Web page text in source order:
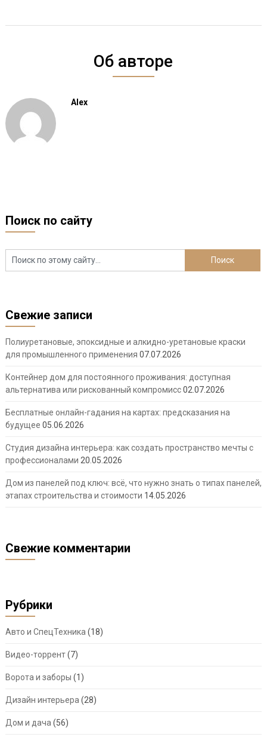
Об авторе
Alex
Поиск по сайту
Свежие записи
Полиуретановые, эпоксидные и алкидно-уретановые краски
для промышленного применения 07.07.2026
Контейнер дом для постоянного проживания: доступная
альтернатива или рискованный компромисс02.07.2026
Бесплатные онлайн-гадания на картах: предсказания на
будущее 05.06.2026
Студия дизайна интерьера: как создать пространство мечты с
профессионалами 20.05.2026
Дом из панелей под ключ: всё, что нужно знать о типах панелей,
этапах строительства и стоимости 14.05.2026
Свежие комментарии
Рубрики
Авто и СпецТехника (18)
Видео-торрент(7)
Ворота и заборы (1)
Дизайн интерьера (28)
Дом и дача (56)